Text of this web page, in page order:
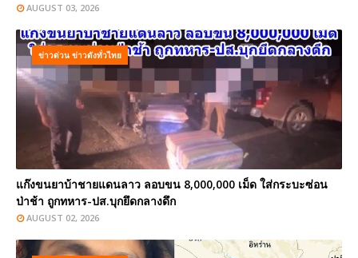
AUGUST 03, 2026
ข่าวด่วน ข่าวดังทั่วไทย
แก๊งขนยาบ้าชายแดนลาว ลอบขน 8,000,000 เม็ด ใส่กระบะซ่อน
ป่าช้า ถูกทหาร-ปส.บุกยึดกลางดึก
AUGUST 02, 2026